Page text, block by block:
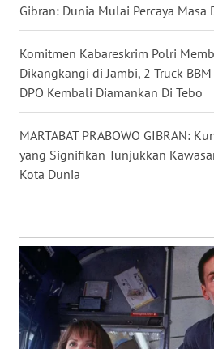
Gibran: Dunia Mulai Percaya Masa
Komitmen Kabareskrim Polri
Dikangkangi di Jambi, 2 Truck
DPO Kembali Diamankan Di Tebo
MARTABAT PRABOWO GIBRAN:
yang Signifikan Tunjukkan
Kota Dunia
SULUT
WN
MALUT
DAIRI
WN
DANAU